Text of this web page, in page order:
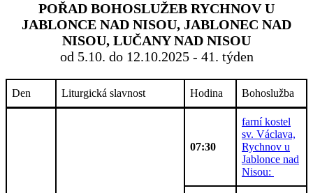
POŘAD BOHOSLUŽEB RYCHNOV U
JABLONCE NAD NISOU, JABLONEC NAD
NISOU, LUČANY NAD NISOU
od 5.10. do 12.10.2025 - 41. týden
Den Liturgická slavnost Hodina Bohoslužba
07:30
farní kostel
sv. Václava,
Rychnov u
Jablonce nad
Nisou: